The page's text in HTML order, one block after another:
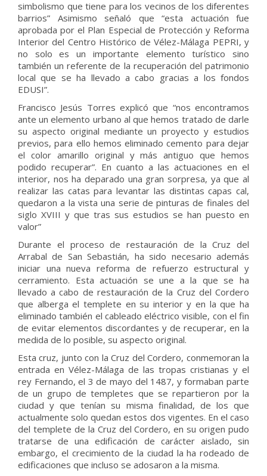
simbolismo que tiene para los vecinos de los diferentes
barrios” Asimismo señaló que “esta actuación fue
aprobada por el Plan Especial de Protección y Reforma
Interior del Centro Histórico de Vélez-Málaga PEPRI, y
no solo es un importante elemento turístico sino
también un referente de la recuperación del patrimonio
local que se ha llevado a cabo gracias a los fondos
EDUSI”.
Francisco Jesús Torres explicó que “nos encontramos
ante un elemento urbano al que hemos tratado de darle
su aspecto original mediante un proyecto y estudios
previos, para ello hemos eliminado cemento para dejar
el color amarillo original y más antiguo que hemos
podido recuperar”. En cuanto a las actuaciones en el
interior, nos ha deparado una gran sorpresa, ya que al
realizar las catas para levantar las distintas capas cal,
quedaron a la vista una serie de pinturas de finales del
siglo XVIII y que tras sus estudios se han puesto en
valor”
Durante el proceso de restauración de la Cruz del
Arrabal de San Sebastián, ha sido necesario además
iniciar una nueva reforma de refuerzo estructural y
cerramiento. Esta actuación se une a la que se ha
llevado a cabo de restauración de la Cruz del Cordero
que alberga el templete en su interior y en la que ha
eliminado también el cableado eléctrico visible, con el fin
de evitar elementos discordantes y de recuperar, en la
medida de lo posible, su aspecto original.
Esta cruz, junto con la Cruz del Cordero, conmemoran la
entrada en Vélez-Málaga de las tropas cristianas y el
rey Fernando, el 3 de mayo del 1487, y formaban parte
de un grupo de templetes que se repartieron por la
ciudad y que tenían su misma finalidad, de los que
actualmente solo quedan estos dos vigentes. En el caso
del templete de la Cruz del Cordero, en su origen pudo
tratarse de una edificación de carácter aislado, sin
embargo, el crecimiento de la ciudad la ha rodeado de
edificaciones que incluso se adosaron a la misma.